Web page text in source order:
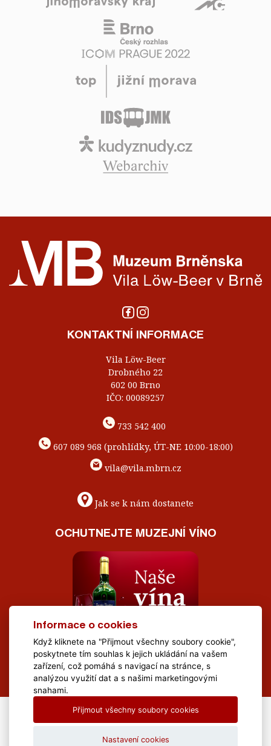
KONTAKTNÍ INFORMACE
Vila Löw-Beer
Drobného 22
602 00 Brno
IČO: 00089257
733 542 400
607 089 968 (prohlídky, ÚT-NE 10:00-18:00)
vila@vila.mbrn.cz
Jak se k nám dostanete
OCHUTNEJTE MUZEJNÍ VÍNO
All Rights Reserved Muzeum Brněnska © 2020, Webdesign by
Informace o cookies
Když kliknete na "Přijmout všechny soubory cookie",
poskytnete tím souhlas k jejich ukládání na vašem
zařízení, což pomáhá s navigací na stránce, s
analýzou využití dat a s našimi marketingovými
snahami.
Přijmout všechny soubory cookies
Nastavení cookies